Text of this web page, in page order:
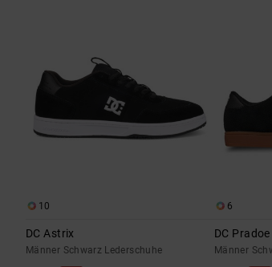
10
DC Astrix
Männer Schwarz Lederschuhe
6
DC Pradoe
Männer